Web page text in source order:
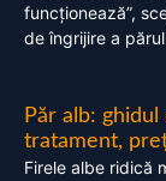
funcționează”,
de îngrijire a
Păr alb:
tratament,
Firele albe ridică